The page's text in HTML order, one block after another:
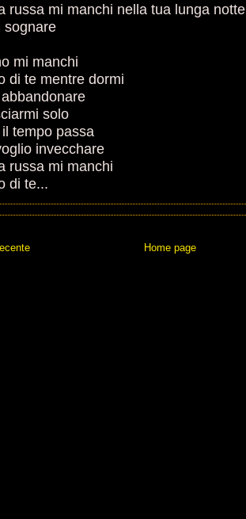
russa mi manchi nella tua lunga notte
sognare
mi manchi
di te mentre dormi
solo
tempo passa
invecchare
russa mi manchi
di te...
Home page